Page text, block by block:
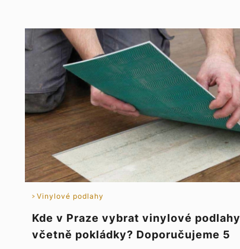
Vinylové podlahy
Kde v Praze vybrat vinylové podlahy
včetně pokládky? Doporučujeme 5